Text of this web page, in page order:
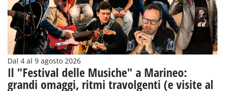
Dal 4 al 9 agosto 2026
Il "Festival delle Musiche" a Marineo:
grandi omaggi, ritmi travolgenti (e visite al